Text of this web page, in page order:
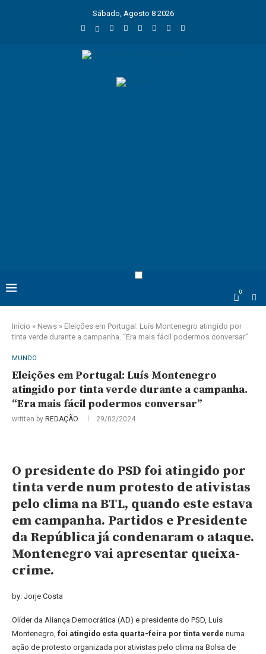
Sábado, Agosto 8 2026
0
Início » News » Eleições em Portugal: Luís Montenegro atingido por
tinta verde durante a campanha. “Era mais fácil podermos conversar”
MUNDO
Eleições em Portugal: Luís Montenegro
atingido por tinta verde durante a campanha.
“Era mais fácil podermos conversar”
written by REDAÇÃO 29/02/2024
O presidente do PSD foi atingido por
tinta verde num protesto de ativistas
pelo clima na BTL, quando este estava
em campanha. Partidos e Presidente
da República já condenaram o ataque.
Montenegro vai apresentar queixa-
crime.
by: Jorje Costa
Olíder da Aliança Democrática (AD) e presidente do PSD, Luís
Montenegro, foi atingido esta quarta-feira por tinta verde numa
ação de protesto organizada por ativistas pelo clima na Bolsa de